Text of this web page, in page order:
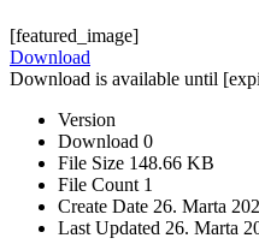
[featured_image]
Download
Download is available until
Version
Download 0
File Size 148.66 KB
File Count 1
Create Date 26. Marta
Last Updated 26. Marta